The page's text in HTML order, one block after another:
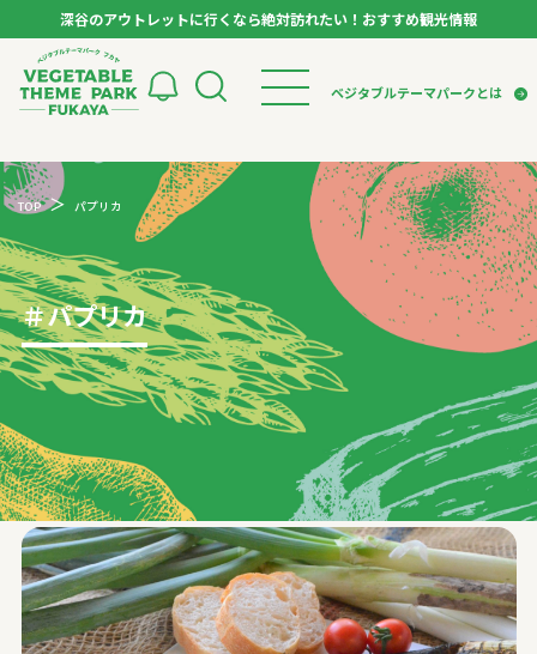
深谷のアウトレットに行くなら絶対訪れたい！おすすめ観光情報
ベジタブルテーマパークとは
検索
トップページ
モデルコース
スポット
イベント
体験
特集記事
ベジタブルテーマパークとは
VTPキャストミーティング
パートナー企業について
市長インタビュー
生産者インタビュー
アンバサダー
お役立ち情報
レシピ集
TOP パプリカ
＃パプリカ